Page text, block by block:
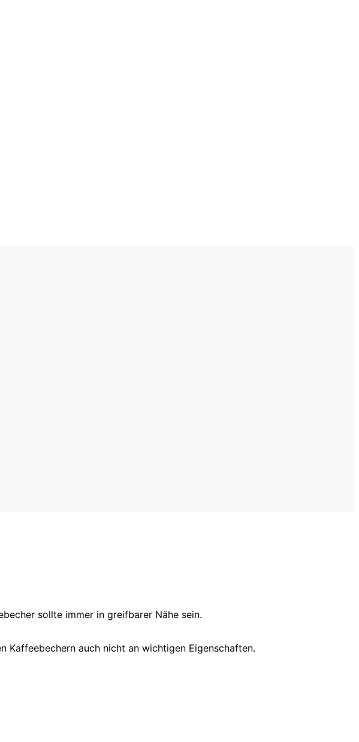
sollte immer in greifbarer Nähe sein.
Kaffeebechern auch nicht an wichtigen Eigenschaften.